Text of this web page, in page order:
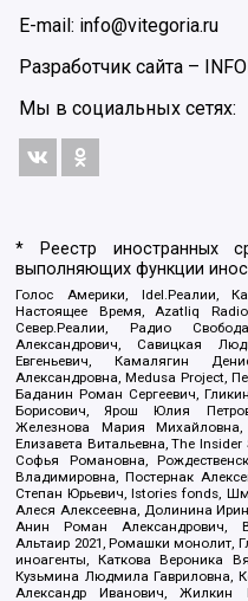
E-mail: info@vitegoria.ru
Разработчик сайта –
Мы в социальных сетях:
* Реестр иностранных
выполняющих функции
Голос Америки, Idel.Реалии,
Настоящее Время, Azatliq
Север.Реалии, Радио
Александрович, Савицкая
Евгеньевич, Камалягин
Александровна, Medusa Project,
Баданин Роман Сергеевич,
Борисович, Ярош Юлия
Железнова Мария
Елизавета Витальевна, The
Софья Романовна,
Владимировна, Постернак
Степан Юрьевич, Istories fonds,
Алеся Алексеевна, Долинина
Анин Роман Александрович,
Альтаир 2021, Ромашки монолит,
иноагенты, Каткова Вероника
Кузьмина Людмила Гавриловна,
Александр Иванович, Жилкин